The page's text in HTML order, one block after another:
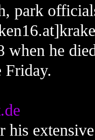
park
when he
Friday.
his